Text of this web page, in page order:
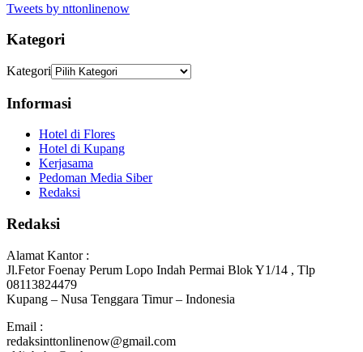
Tweets by nttonlinenow
Kategori
Kategori
Informasi
Hotel di Flores
Hotel di Kupang
Kerjasama
Pedoman Media Siber
Redaksi
Redaksi
Alamat Kantor :
Jl.Fetor Foenay Perum Lopo Indah Permai Blok Y1/14 , Tlp
08113824479
Kupang – Nusa Tenggara Timur – Indonesia
Email :
redaksinttonlinenow@gmail.com